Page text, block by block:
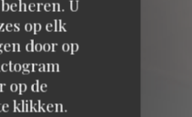
U
op elk
door op
op de
klikken.